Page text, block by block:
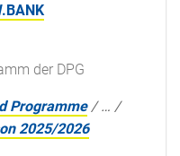
der DPG
Programme /… /
2025/2026